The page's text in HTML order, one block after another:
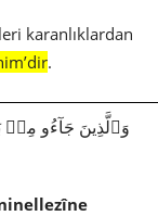
karanlıklardan
.